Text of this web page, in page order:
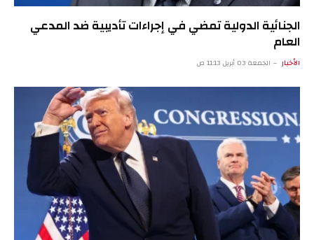
الجنائية الدولية تمضي في إجراءات تأديبية ضد المدعي
العام
الأخبار الجمعة 03 أبريل 11:13 ص